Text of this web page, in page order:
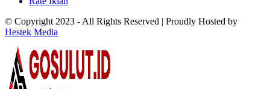
© Copyright 2023 - All Rights Reserved | Proudly Hosted by
Hestek Media